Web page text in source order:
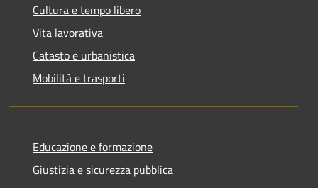
Cultura e tempo libero
Vita lavorativa
Catasto e urbanistica
Mobilità e trasporti
Educazione e formazione
Giustizia e sicurezza pubblica